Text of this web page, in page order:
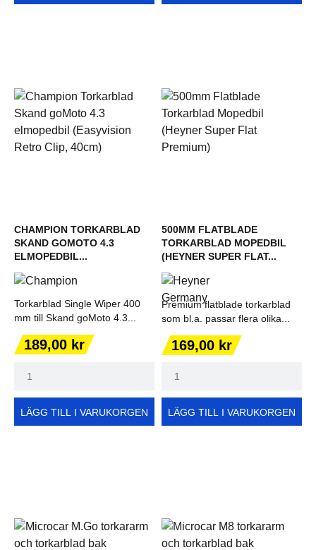
CHAMPION TORKARBLAD
SKAND GOMOTO 4.3
ELMOPEDBIL...
Torkarblad Single Wiper 400
mm till Skand goMoto 4.3...
Pris
189,00 kr
LÄGG TILL I VARUKORGEN
500MM FLATBLADE
TORKARBLAD MOPEDBIL
(HEYNER SUPER FLAT...
Premium flatblade torkarblad
som bl.a. passar flera olika...
Pris
169,00 kr
LÄGG TILL I VARUKORGEN